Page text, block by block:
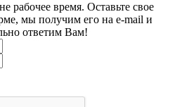
рабочее время. Оставьте свое
мы получим его на e-mail и
ответим Вам!